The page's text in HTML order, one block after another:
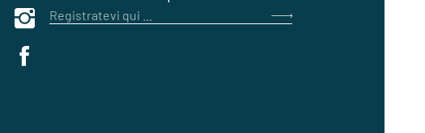
Registratevi qui ...